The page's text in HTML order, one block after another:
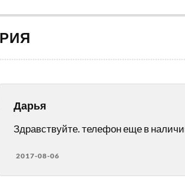
Дарья
Здравствуйте. телефон еще в
2017-08-06